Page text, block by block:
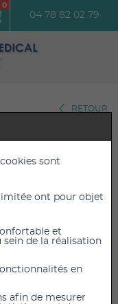
0
04 78 82 02 79
RETOUR
distributeur
des
sont
ont pour objet
et
de la réalisation
en
afin de mesurer